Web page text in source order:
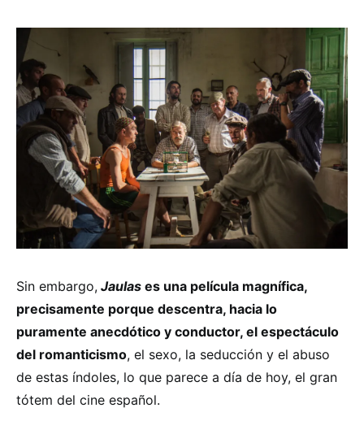
Sin embargo, Jaulas es una película magnífica,
precisamente porque descentra, hacia lo
puramente anecdótico y conductor, el espectáculo
del romanticismo, el sexo, la seducción y el abuso
de estas índoles, lo que parece a día de hoy, el gran
tótem del cine español.